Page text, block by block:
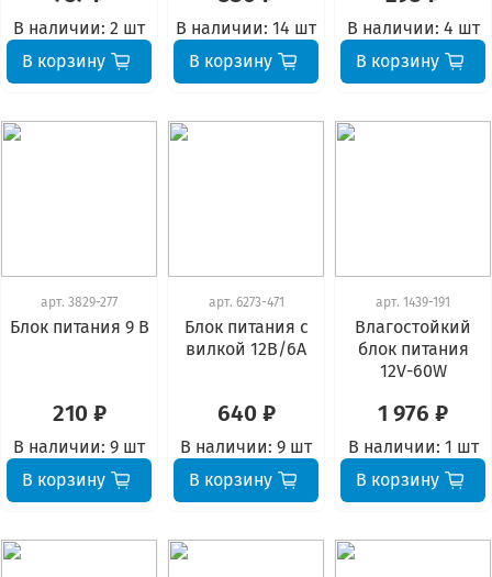
В наличии: 2 шт
В корзину
В наличии: 14 шт
В корзину
В наличии: 4 шт
В корзину
арт. 3829-277
Блок питания 9 В
210 ₽
В наличии: 9 шт
В корзину
арт. 6273-471
Блок питания с
вилкой 12В/6А
640 ₽
В наличии: 9 шт
В корзину
арт. 1439-191
Влагостойкий
блок питания
12V-60W
1 976 ₽
В наличии: 1 шт
В корзину